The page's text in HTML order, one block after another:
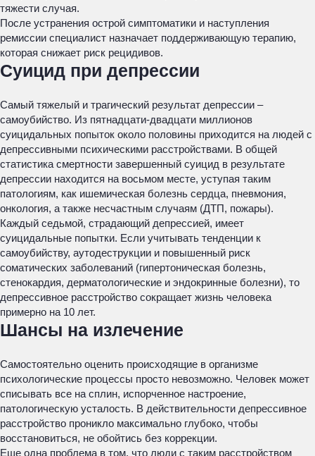
тяжести случая.
После устранения острой симптоматики и наступления
ремиссии специалист назначает поддерживающую терапию,
которая снижает риск рецидивов.
Суицид при депрессии
Самый тяжелый и трагический результат депрессии –
самоубийство. Из пятнадцати-двадцати миллионов
суицидальных попыток около половины приходится на людей с
депрессивными психическими расстройствами. В общей
статистика смертности завершенный суицид в результате
депрессии находится на восьмом месте, уступая таким
патологиям, как ишемическая болезнь сердца, пневмония,
онкология, а также несчастным случаям (ДТП, пожары).
Каждый седьмой, страдающий депрессией, имеет
суицидальные попытки. Если учитывать тенденции к
самоубийству, аутодеструкции и повышенный риск
соматических заболеваний (гипертоническая болезнь,
стенокардия, дерматологические и эндокринные болезни), то
депрессивное расстройство сокращает жизнь человека
примерно на 10 лет.
Шансы на излечение
Самостоятельно оценить происходящие в организме
психологические процессы просто невозможно. Человек может
списывать все на сплин, испорченное настроение,
патологическую усталость. В действительности депрессивное
расстройство проникло максимально глубоко, чтобы
восстановиться, не обойтись без коррекции.
Еще одна проблема в том, что люди с таким расстройством